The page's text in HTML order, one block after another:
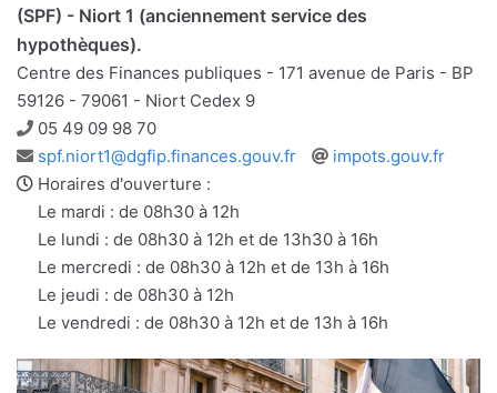
(SPF) - Niort 1 (anciennement service des
hypothèques).
Centre des Finances publiques - 171 avenue de Paris - BP
59126 - 79061 - Niort Cedex 9
Téléphone
05 49 09 98 70
Adresse
e-
mail
spf.niort1@dgfip.finances.gouv.fr
Site
impots.gouv.fr
Horaires d'ouverture :
Le mardi : de 08h30 à 12h
Le lundi : de 08h30 à 12h et de 13h30 à 16h
Le mercredi : de 08h30 à 12h et de 13h à 16h
Le jeudi : de 08h30 à 12h
Le vendredi : de 08h30 à 12h et de 13h à 16h